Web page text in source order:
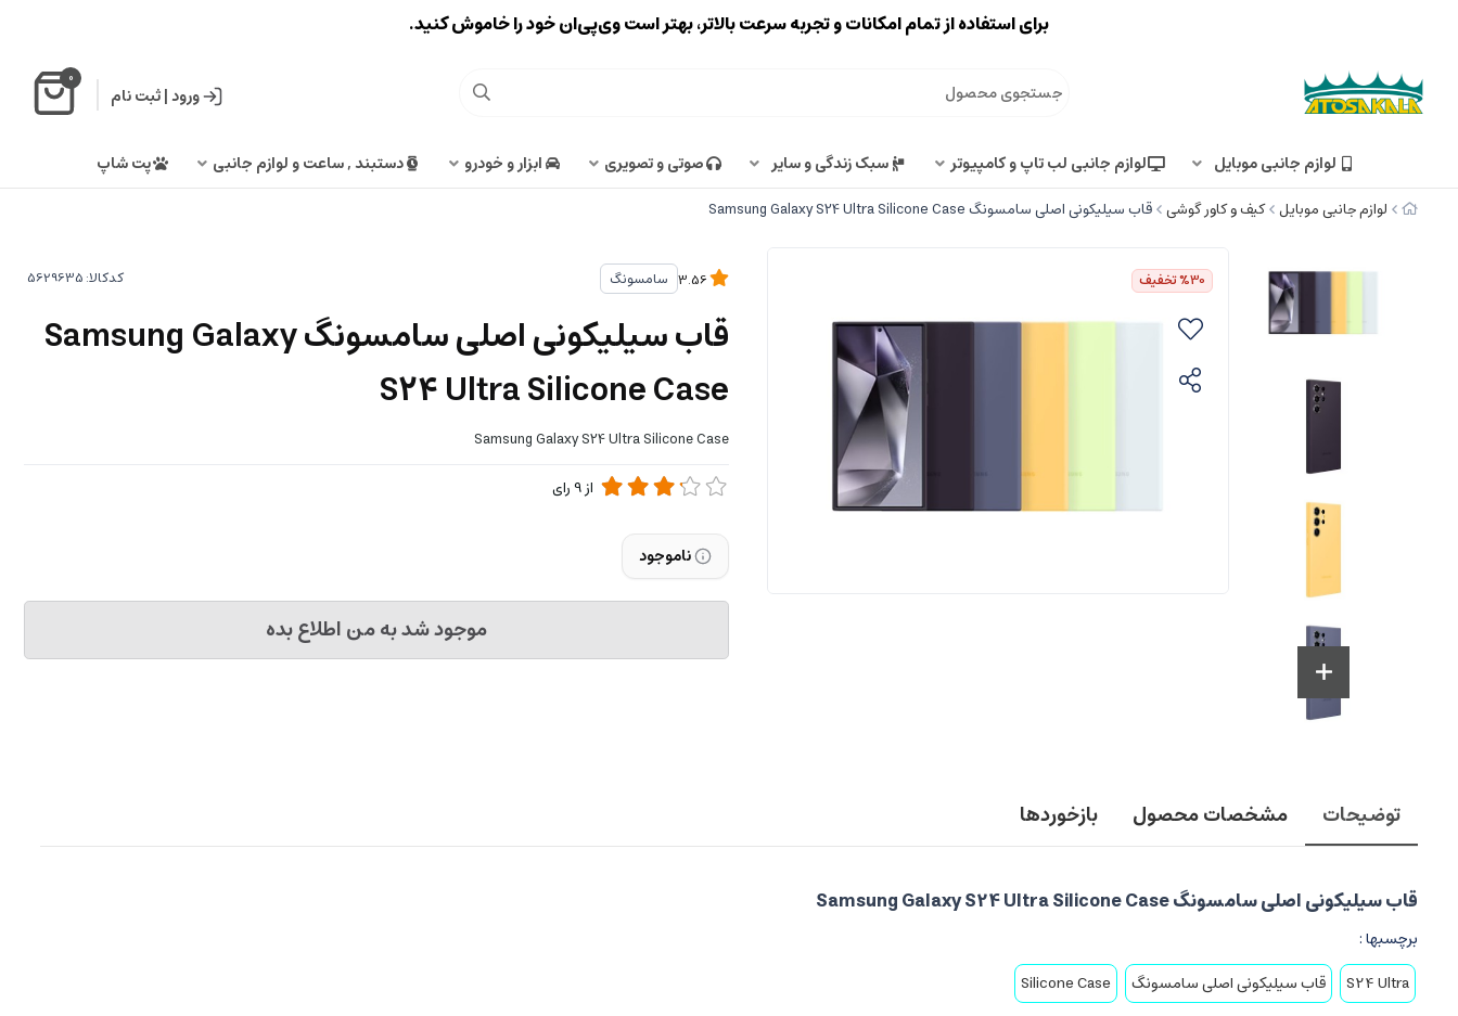
برای استفاده از تمام امکانات و تجربه سرعت بالاتر، بهتر است وی‌پی‌ان خود را خاموش کنید.
ورود|ثبت نام
0
لوازم جانبی موبایل لوازم جانبی لب تاپ و کامپیوتر سبک زندگی و سایر صوتی و تصویری ابزار و خودرو دستبند , ساعت و لوازم جانبی پت شاپ
لوازم جانبی موبایل کیف و کاور گوشی قاب سیلیکونی اصلی سامسونگ Samsung Galaxy S24 Ultra Silicone Case
%30تخفیف سامسونگ کدکالا:
قاب سیلیکونی اصلی سامسونگ Samsung Galaxy
S24 Ultra Silicone Case
Samsung Galaxy S24 Ultra Silicone Case
از9رای
ناموجود
موجود شد به من اطلاع بده
توضیحات مشخصات محصول بازخوردها
قاب سیلیکونی اصلی سامسونگ Samsung Galaxy S24 Ultra Silicone Case
برچسبها :
S24 Ultra
قاب سیلیکونی اصلی سامسونگ Silicone Case